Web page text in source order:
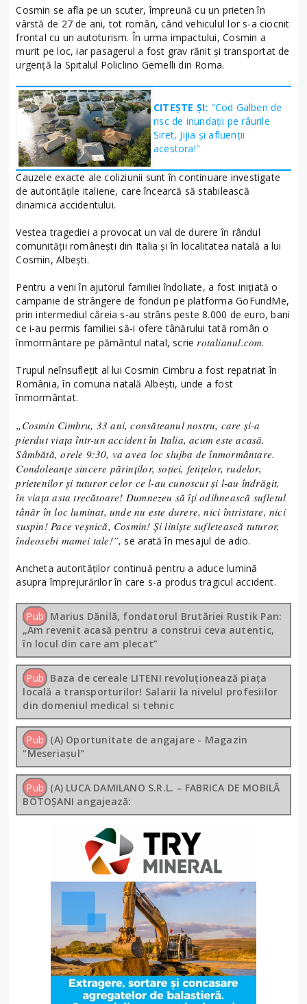
Cosmin se afla pe un scuter, împreună cu un prieten în
vârstă de 27 de ani, tot român, când vehiculul lor s-a ciocnit
frontal cu un autoturism. În urma impactului, Cosmin a
murit pe loc, iar pasagerul a fost grav rănit și transportat de
urgență la Spitalul Policlino Gemelli din Roma.
CITEȘTE ȘI: "Cod Galben de
risc de inundații pe râurile
Siret, Jijia și afluenții
acestora!"
Cauzele exacte ale coliziunii sunt în continuare investigate
de autoritățile italiene, care încearcă să stabilească
dinamica accidentului.
Vestea tragediei a provocat un val de durere în rândul
comunității românești din Italia și în localitatea natală a lui
Cosmin, Albești.
Pentru a veni în ajutorul familiei îndoliate, a fost inițiată o
campanie de strângere de fonduri pe platforma GoFundMe,
prin intermediul căreia s-au strâns peste 8.000 de euro, bani
ce i-au permis familiei să-i ofere tânărului tată român o
înmormântare pe pământul natal, scrierotalianul.com.
Trupul neînsuflețit al lui Cosmin Cimbru a fost repatriat în
România, în comuna natală Albești, unde a fost
înmormântat.
„Cosmin Cimbru, 33 ani, consăteanul nostru, care și-a
pierdut viața într-un accident în Italia, acum este acasă.
Sâmbătă, orele 9:30, va avea loc slujba de înmormântare.
Condoleanțe sincere părinților, soției, fetițelor, rudelor,
prietenilor și tuturor celor ce l-au cunoscut și l-au îndrăgit,
în viața asta trecătoare! Dumnezeu să îți odihnească sufletul
tânăr în loc luminat, unde nu este durere, nici întristare, nici
suspin! Pace veșnică, Cosmin! Și liniște sufletească tuturor,
îndeosebi mamei tale!”, se arată în mesajul de adio.
Ancheta autorităților continuă pentru a aduce lumină
asupra împrejurărilor în care s-a produs tragicul accident.
Pub Marius Dănilă, fondatorul Brutăriei Rustik Pan:
„Am revenit acasă pentru a construi ceva autentic,
în locul din care am plecat”
Pub Baza de cereale LITENI revoluționează piața
locală a transporturilor! Salarii la nivelul profesiilor
din domeniul medical si tehnic
Pub (A) Oportunitate de angajare - Magazin
"Meseriașul"
Pub (A) LUCA DAMILANO S.R.L. – FABRICA DE MOBILĂ
BOTOȘANI angajează: